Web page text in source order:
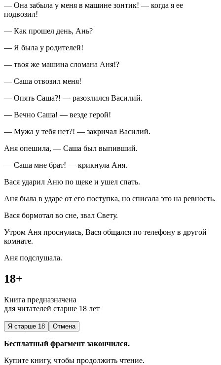
— Она забыла у меня в машине зонтик! — когда я ее
подвозил!
— Как прошел день, Ань?
— Я была у родителей!
— твоя же машина сломана Аня!?
— Саша отвозил меня!
— Опять Саша?! — разозлился Василий.
— Вечно Саша! — везде герой!
— Мужа у тебя нет?! — закричал Василий.
Аня опешила, — Саша был выпивший.
— Саша мне брат! — крикнула Аня.
Вася ударил Аню по щеке и ушел спать.
Аня была в ударе от его поступка, но списала это на ревность.
Вася бормотал во сне, звал Свету.
Утром Аня проснулась, Вася общался по телефону в другой
комнате.
Аня подслушала.
18+
Книга предназначена
для читателей старше 18 лет
Я старше 18 Отмена
Бесплатный фрагмент закончился.
Купите книгу, чтобы продолжить чтение.